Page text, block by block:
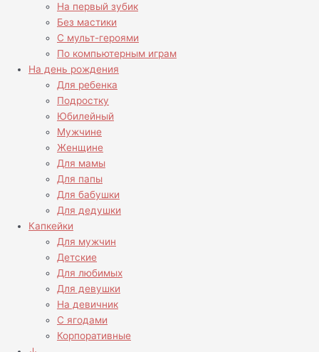
На первый зубик
Без мастики
С мульт-героями
По компьютерным играм
На день рождения
Для ребенка
Подростку
Юбилейный
Мужчине
Женщине
Для мамы
Для папы
Для бабушки
Для дедушки
Капкейки
Для мужчин
Детские
Для любимых
Для девушки
На девичник
С ягодами
Корпоративные